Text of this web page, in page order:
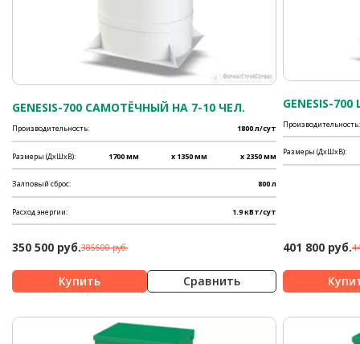
GENESIS-700 САМОТЁЧНЫЙ НА 7-10 ЧЕЛ.
Производительность: 1800 л/сут
Размеры (ДхШхВ): 1700 мм x 1350 мм x 2350 мм
Залповый сброс: 800 л
Расход энергии: 1.9 кВт/сут
350 500 руб.385600 руб.
Сравнить
GENESIS-
Производительность:
Размеры (ДхШхВ):
401 800 руб.